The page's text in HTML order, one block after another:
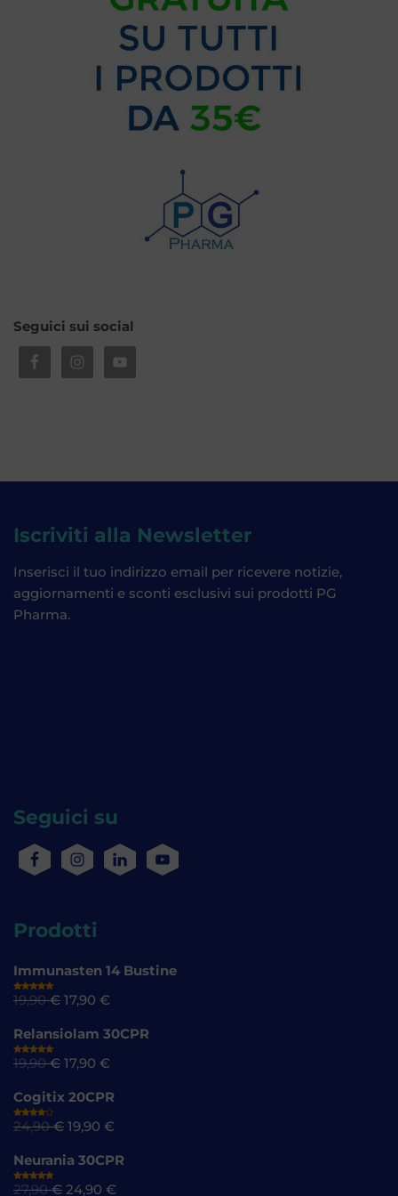
Seguici sui social
Iscriviti alla Newsletter
Inserisci il tuo indirizzo email per ricevere notizie,
aggiornamenti e sconti esclusivi sui prodotti PG
Pharma.
Seguici su
Prodotti
Immunasten 14 Bustine
Valutato
4.77 su 5
19,90€ 17,90 €
Relansiolam 30CPR
Valutato
4.72 su
19,90€ 17,90 €
Cogitix 20CPR
Valutato
4.61 su
24,90€ 19,90 €
Neurania 30CPR
Valutato
27,90€ 24,90 €